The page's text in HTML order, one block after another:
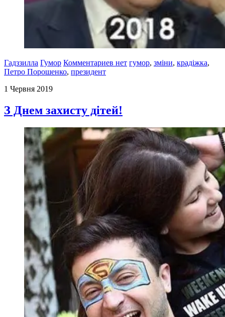
Гадззилла Гумор Комментариев нет гумор, зміни, крадіжка,
Петро Порошенко, президент
1 Червня 2019
З Днем захисту дітей!